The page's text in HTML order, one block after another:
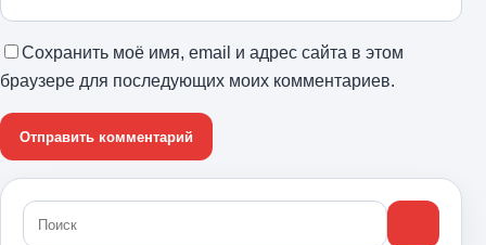
Сохранить моё имя, email и адрес сайта в этом
браузере для последующих моих комментариев.